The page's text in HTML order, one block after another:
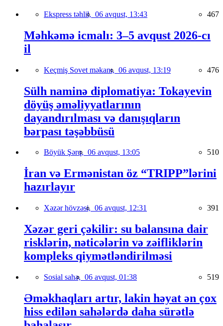
Ekspress təhlil, 06 avqust, 13:43 467
Məhkəmə icmalı: 3–5 avqust 2026-cı
il
Keçmiş Sovet məkanı, 06 avqust, 13:19 476
Sülh naminə diplomatiya: Tokayevin
döyüş əməliyyatlarının
dayandırılması və danışıqların
bərpası təşəbbüsü
Böyük Şərq, 06 avqust, 13:05 510
İran və Ermənistan öz “TRIPP”lərini
hazırlayır
Xəzər hövzəsi, 06 avqust, 12:31 391
Xəzər geri çəkilir: su balansına dair
risklərin, nəticələrin və zəifliklərin
kompleks qiymətləndirilməsi
Sosial sahə, 06 avqust, 01:38 519
Əməkhaqları artır, lakin həyat ən çox
hiss edilən sahələrdə daha sürətlə